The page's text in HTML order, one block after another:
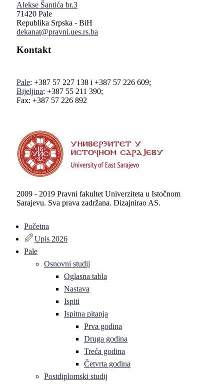
Alekse Šantića br.3
71420 Pale
Republika Srpska - BiH
dekanat@pravni.ues.rs.ba
Kontakt
Pale: +387 57 227 138 i +387 57 226 609;
Bijeljina: +387 55 211 390;
Fax: +387 57 226 892
2009 - 2019 Pravni fakultet Univerziteta u Istočnom
Sarajevu. Sva prava zadržana. Dizajnirao AS.
Početna
Upis 2026
Pale
Osnovni studij
Oglasna tabla
Nastava
Ispiti
Ispitna pitanja
Prva godina
Druga godina
Treća godina
Četvrta godina
Postdiplomski studij